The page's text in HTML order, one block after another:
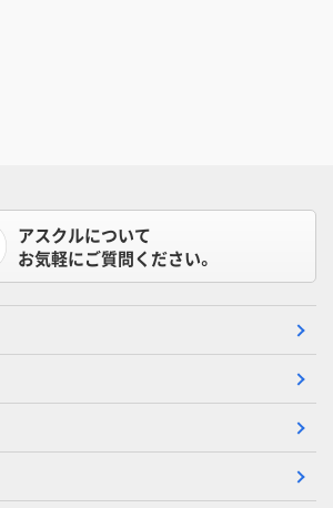
アスクルについて
お気軽にご質問ください。